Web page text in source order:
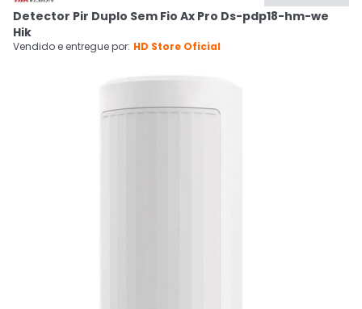
 Cupons
CADASTRE-SE
Detector Pir Duplo Sem Fio Ax Pro Ds-pdp18-hm-we
Hik
Vendido e entregue por: HD Store Oficial